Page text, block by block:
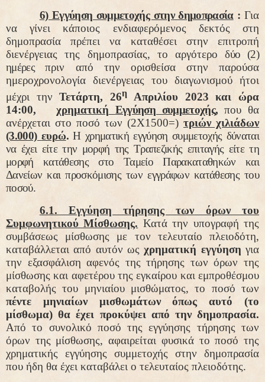
6) Εγγύηση συμμετοχής στην δημοπρασία: Για
να γίνει κάποιος ενδιαφερόμενος δεκτός στη
δημοπρασία πρέπει να καταθέσει στην επιτροπή
διενέργειας της δημοπρασίας, το αργότεροδύο (2)
ημέρες
πριν από την ορισθείσα στην παρούσα
ημεροχρονολογία διενέργειας του διαγωνισμού ήτοι
μέχρι τηνΤετάρτη, 26η
Απριλίου 2023 και ώρα
14:00,
χρηματική Εγγύηση συμμετοχής, που θα
ανέρχεται στο ποσό των (2Χ1500=) τριών χιλιάδων
(3.000) ευρώ.Η χρηματική εγγύηση συμμετοχής δύναται
να έχει είτε την μορφή της Τραπεζικής επιταγής είτε τη
μορφή κατάθεσης στο Ταμείο Παρακαταθηκών και
Δανείων και προσκόμισης των εγγράφων κατάθεσης του
ποσού.
6.1. Εγγύηση τήρησης των όρων του
Συμφωνητικού Μίσθωσης. Κατά την υπογραφή της
συμβάσεως μίσθωσης με τον τελευταίο πλειοδότη,
καταβάλλεται από αυτόν ωςχρηματική εγγύησηγια
την εξασφάλιση αφενός της τήρησης των όρων της
μίσθωσης και αφετέρου της εγκαίρου και εμπροθέσμου
καταβολής του μηνιαίου μισθώματος, το ποσό των
πέντε μηνιαίων μισθωμάτων όπως αυτό (το
μίσθωμα) θα έχει προκύψει από την δημοπρασία.
Από το συνολικό ποσό της εγγύησης τήρησης των
όρων της μίσθωσης, αφαιρείται φυσικά το ποσό της
χρηματικής εγγύησης συμμετοχής στην δημοπρασία
που ήδη θα έχει καταβάλει ο τελευταίος πλειοδότης.